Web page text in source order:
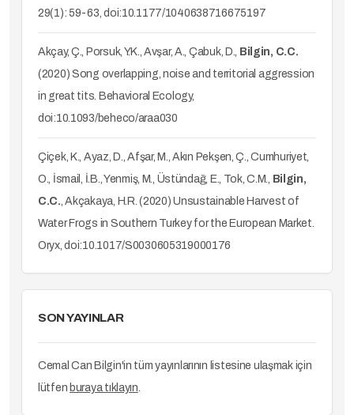
29(1): 59-63, doi:10.1177/1040638716675197
Akçay, Ç., Porsuk, Y.K., Avşar, A., Çabuk, D., Bilgin, C.C.
(2020) Song overlapping, noise and territorial aggression
in great tits. Behavioral Ecology,
doi:10.1093/beheco/araa030
Çiçek, K., Ayaz, D., Afşar, M., Akın Pekşen, Ç., Cumhuriyet,
O., İsmail, İ.B., Yenmiş, M., Üstündağ, E., Tok, C.M., Bilgin,
C.C., Akçakaya, H.R. (2020) Unsustainable Harvest of
Water Frogs in Southern Turkey for the European Market.
Oryx, doi:10.1017/S0030605319000176
SON YAYINLAR
Cemal Can Bilgin'in tüm yayınlarının listesine ulaşmak için
lütfen buraya tıklayın.